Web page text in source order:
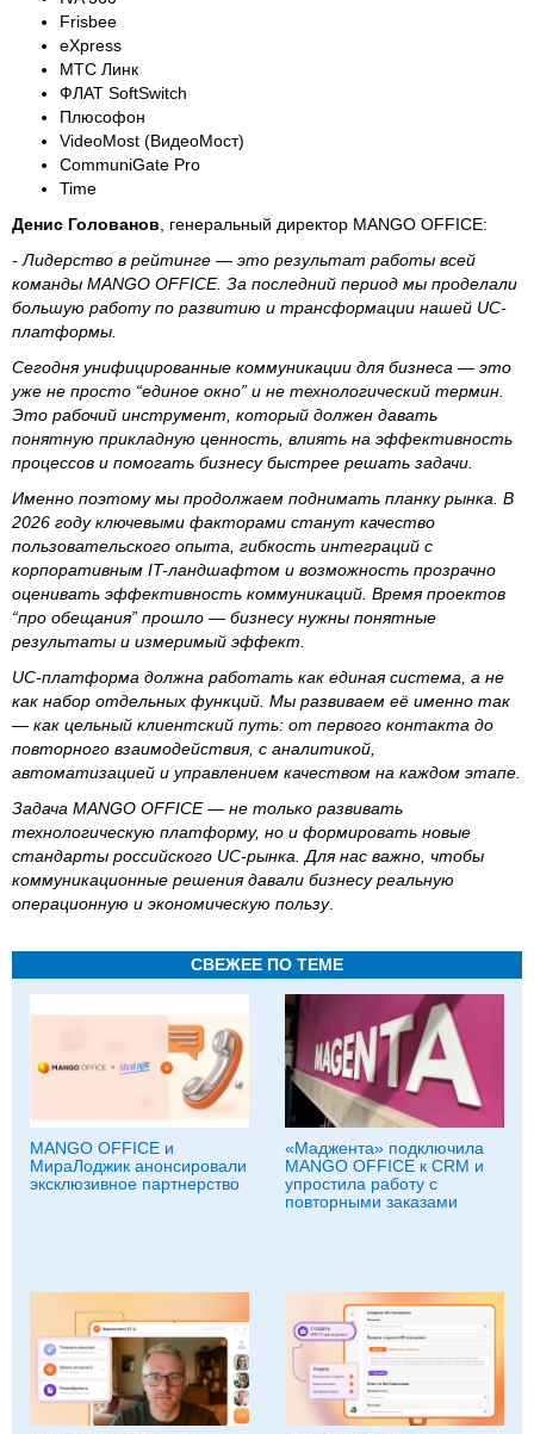
Frisbee
eXpress
МТС Линк
ФЛАТ SoftSwitch
Плюсофон
VideoMost (ВидеоМост)
CommuniGate Pro
Time
Денис Голованов , генеральный директор MANGO OFFICE:
- Лидерство в рейтинге — это результат работы всей
команды MANGO OFFICE. За последний период мы проделали
большую работу по развитию и трансформации нашей UC-
платформы.
Сегодня унифицированные коммуникации для бизнеса — это
уже не просто “единое окно” и не технологический термин.
Это рабочий инструмент, который должен давать
понятную прикладную ценность, влиять на эффективность
процессов и помогать бизнесу быстрее решать задачи.
Именно поэтому мы продолжаем поднимать планку рынка. В
2026 году ключевыми факторами станут качество
пользовательского опыта, гибкость интеграций с
корпоративным IT-ландшафтом и возможность прозрачно
оценивать эффективность коммуникаций. Время проектов
“про обещания” прошло — бизнесу нужны понятные
результаты и измеримый эффект.
UC-платформа должна работать как единая система, а не
как набор отдельных функций. Мы развиваем её именно так
— как цельный клиентский путь: от первого контакта до
повторного взаимодействия, с аналитикой,
автоматизацией и управлением качеством на каждом этапе.
Задача MANGO OFFICE — не только развивать
технологическую платформу, но и формировать новые
стандарты российского UC-рынка. Для нас важно, чтобы
коммуникационные решения давали бизнесу реальную
операционную и экономическую пользу.
СВЕЖЕЕ ПО ТЕМЕ
MANGO OFFICE и
МираЛоджик анонсировали
эксклюзивное партнерство
«Маджента» подключила
MANGO OFFICE к CRM и
упростила работу с
повторными заказами